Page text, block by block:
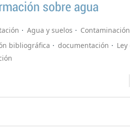
sobre agua
Agua y suelos
Contaminación
bibliográfica documentación